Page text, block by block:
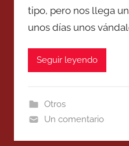
tipo, pero nos llega
unos días unos
Seguir leyendo
Otros
Un comentario